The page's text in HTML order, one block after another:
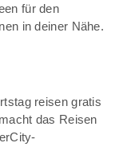
für den
in deiner Nähe.
reisen gratis
das Reisen